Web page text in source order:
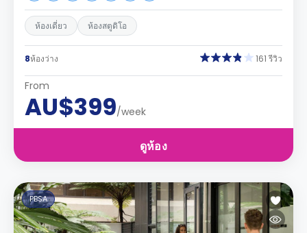
ห้องเดี่ยว ห้องสตูดิโอ
8ห้องว่าง 161 รีวิว
From
AU$399/week
ดูห้อง
PBSA